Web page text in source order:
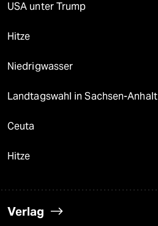
USA unter Trump
Hitze
Niedrigwasser
Landtagswahl in Sachsen-Anhalt
Ceuta
Hitze
Verlag